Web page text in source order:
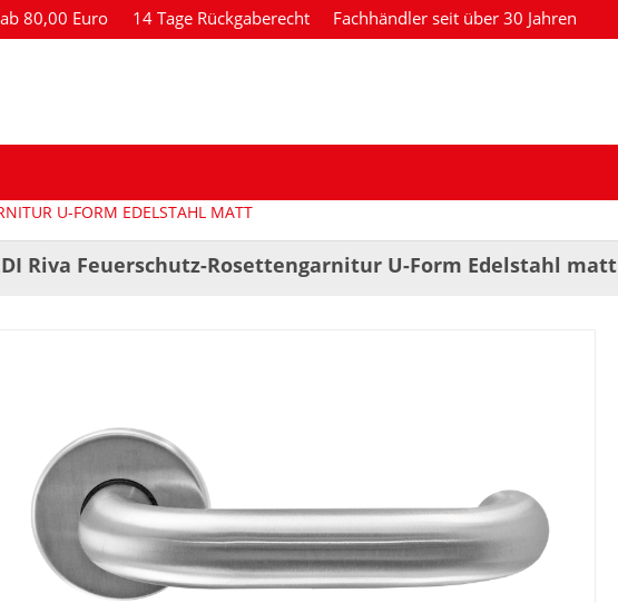
80,00 Euro 14 Tage Rückgaberecht Fachhändler seit über 30 Jahren
U-FORM EDELSTAHL MATT
Riva Feuerschutz-Rosettengarnitur U-Form Edelstahl matt